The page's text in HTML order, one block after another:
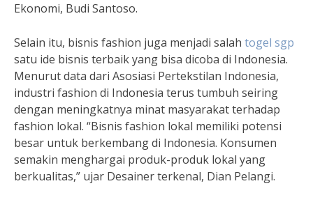
Ekonomi, Budi Santoso.
Selain itu, bisnis fashion juga menjadi salah togel sgp
satu ide bisnis terbaik yang bisa dicoba di Indonesia.
Menurut data dari Asosiasi Pertekstilan Indonesia,
industri fashion di Indonesia terus tumbuh seiring
dengan meningkatnya minat masyarakat terhadap
fashion lokal. “Bisnis fashion lokal memiliki potensi
besar untuk berkembang di Indonesia. Konsumen
semakin menghargai produk-produk lokal yang
berkualitas,” ujar Desainer terkenal, Dian Pelangi.